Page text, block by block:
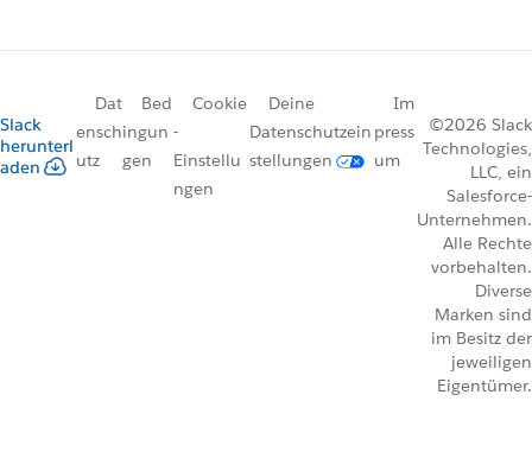
Slack
herunterl
aden
Dat
ensch
utz
Bed
ingun
gen
Cookie
-
Einstellu
ngen
Deine
Datenschutzein
stellungen
Im
press
um
©2026 Slack
Technologies,
LLC, ein
Salesforce-
Unternehmen.
Alle Rechte
vorbehalten.
Diverse
Marken sind
im Besitz der
jeweiligen
Eigentümer.